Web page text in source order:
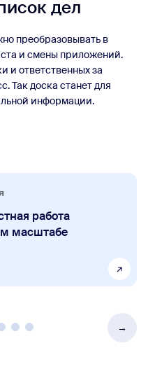
дел
преобразовывать в
и смены приложений.
и ответственных за
Так доска станет для
информации.
работа
масштабе